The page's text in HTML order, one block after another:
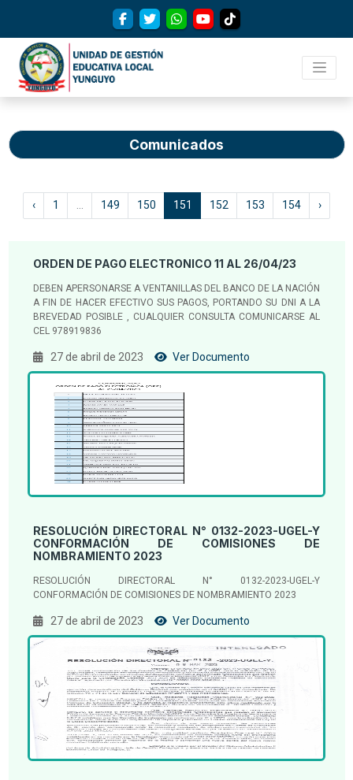
Comunicados
‹ 1 ... 149 150 151 152 153 154 ›
ORDEN DE PAGO ELECTRONICO 11 AL 26/04/23
DEBEN APERSONARSE A VENTANILLAS DEL BANCO DE LA NACIÓN
A FIN DE HACER EFECTIVO SUS PAGOS, PORTANDO SU DNI A LA
BREVEDAD POSIBLE , CUALQUIER CONSULTA COMUNICARSE AL
CEL 978919836
27 de abril de 2023 Ver Documento
RESOLUCIÓN DIRECTORAL N° 0132-2023-UGEL-Y
CONFORMACIÓN DE COMISIONES DE
NOMBRAMIENTO 2023
RESOLUCIÓN DIRECTORAL N° 0132-2023-UGEL-Y
CONFORMACIÓN DE COMISIONES DE NOMBRAMIENTO 2023
27 de abril de 2023 Ver Documento